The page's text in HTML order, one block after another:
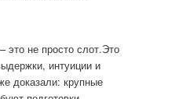
это не просто слот.Это
интуиции и
доказали: крупные